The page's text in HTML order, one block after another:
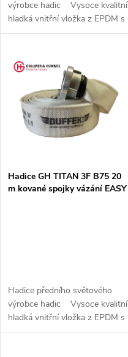
u
k
t
ů
u
k
výrobce hadic Vysoce kvalitní
hladká vnitřní vložka z EPDM s
vynikající odolností vůči pěně a
Hadice GH TITAN 3F B75 20
m kované spojky vázání EASY
Hadice předního světového
výrobce hadic Vysoce kvalitní
hladká vnitřní vložka z EPDM s
vynikající odolností vůči pěně a